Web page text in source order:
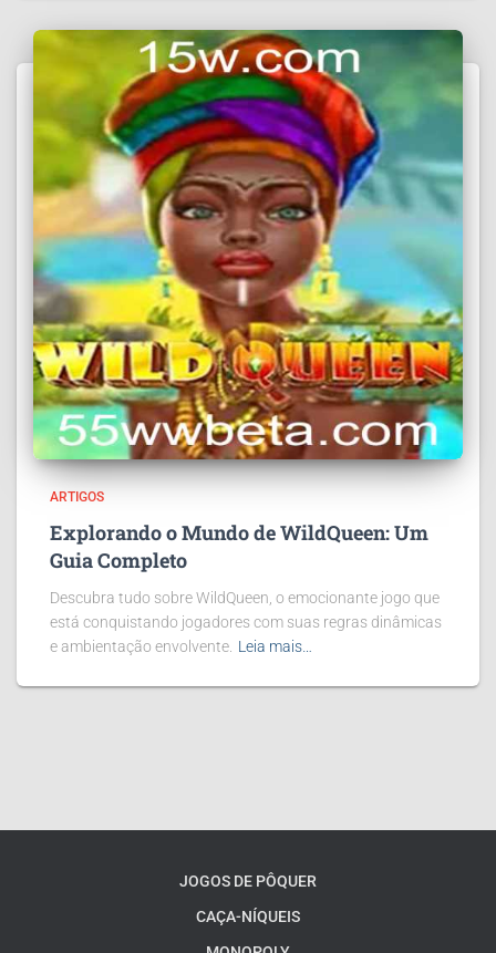
ARTIGOS
Explorando o Mundo de WildQueen: Um
Guia Completo
Descubra tudo sobre WildQueen, o emocionante jogo que
está conquistando jogadores com suas regras dinâmicas
e ambientação envolvente. Leia mais…
JOGOS DE PÔQUER
CAÇA-NÍQUEIS